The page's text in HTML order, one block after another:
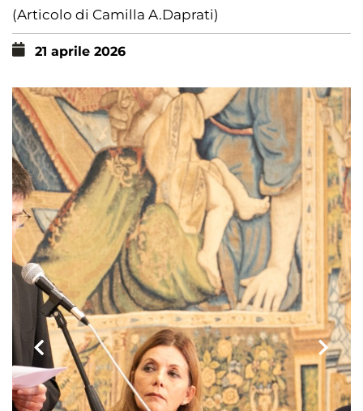
(Articolo di Camilla A.Daprati)
21 aprile 2026